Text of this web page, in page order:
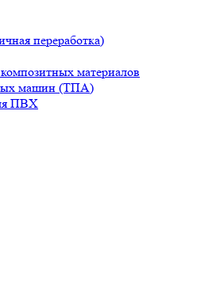
переработка)
материалов
машин (ТПА)
ПВХ